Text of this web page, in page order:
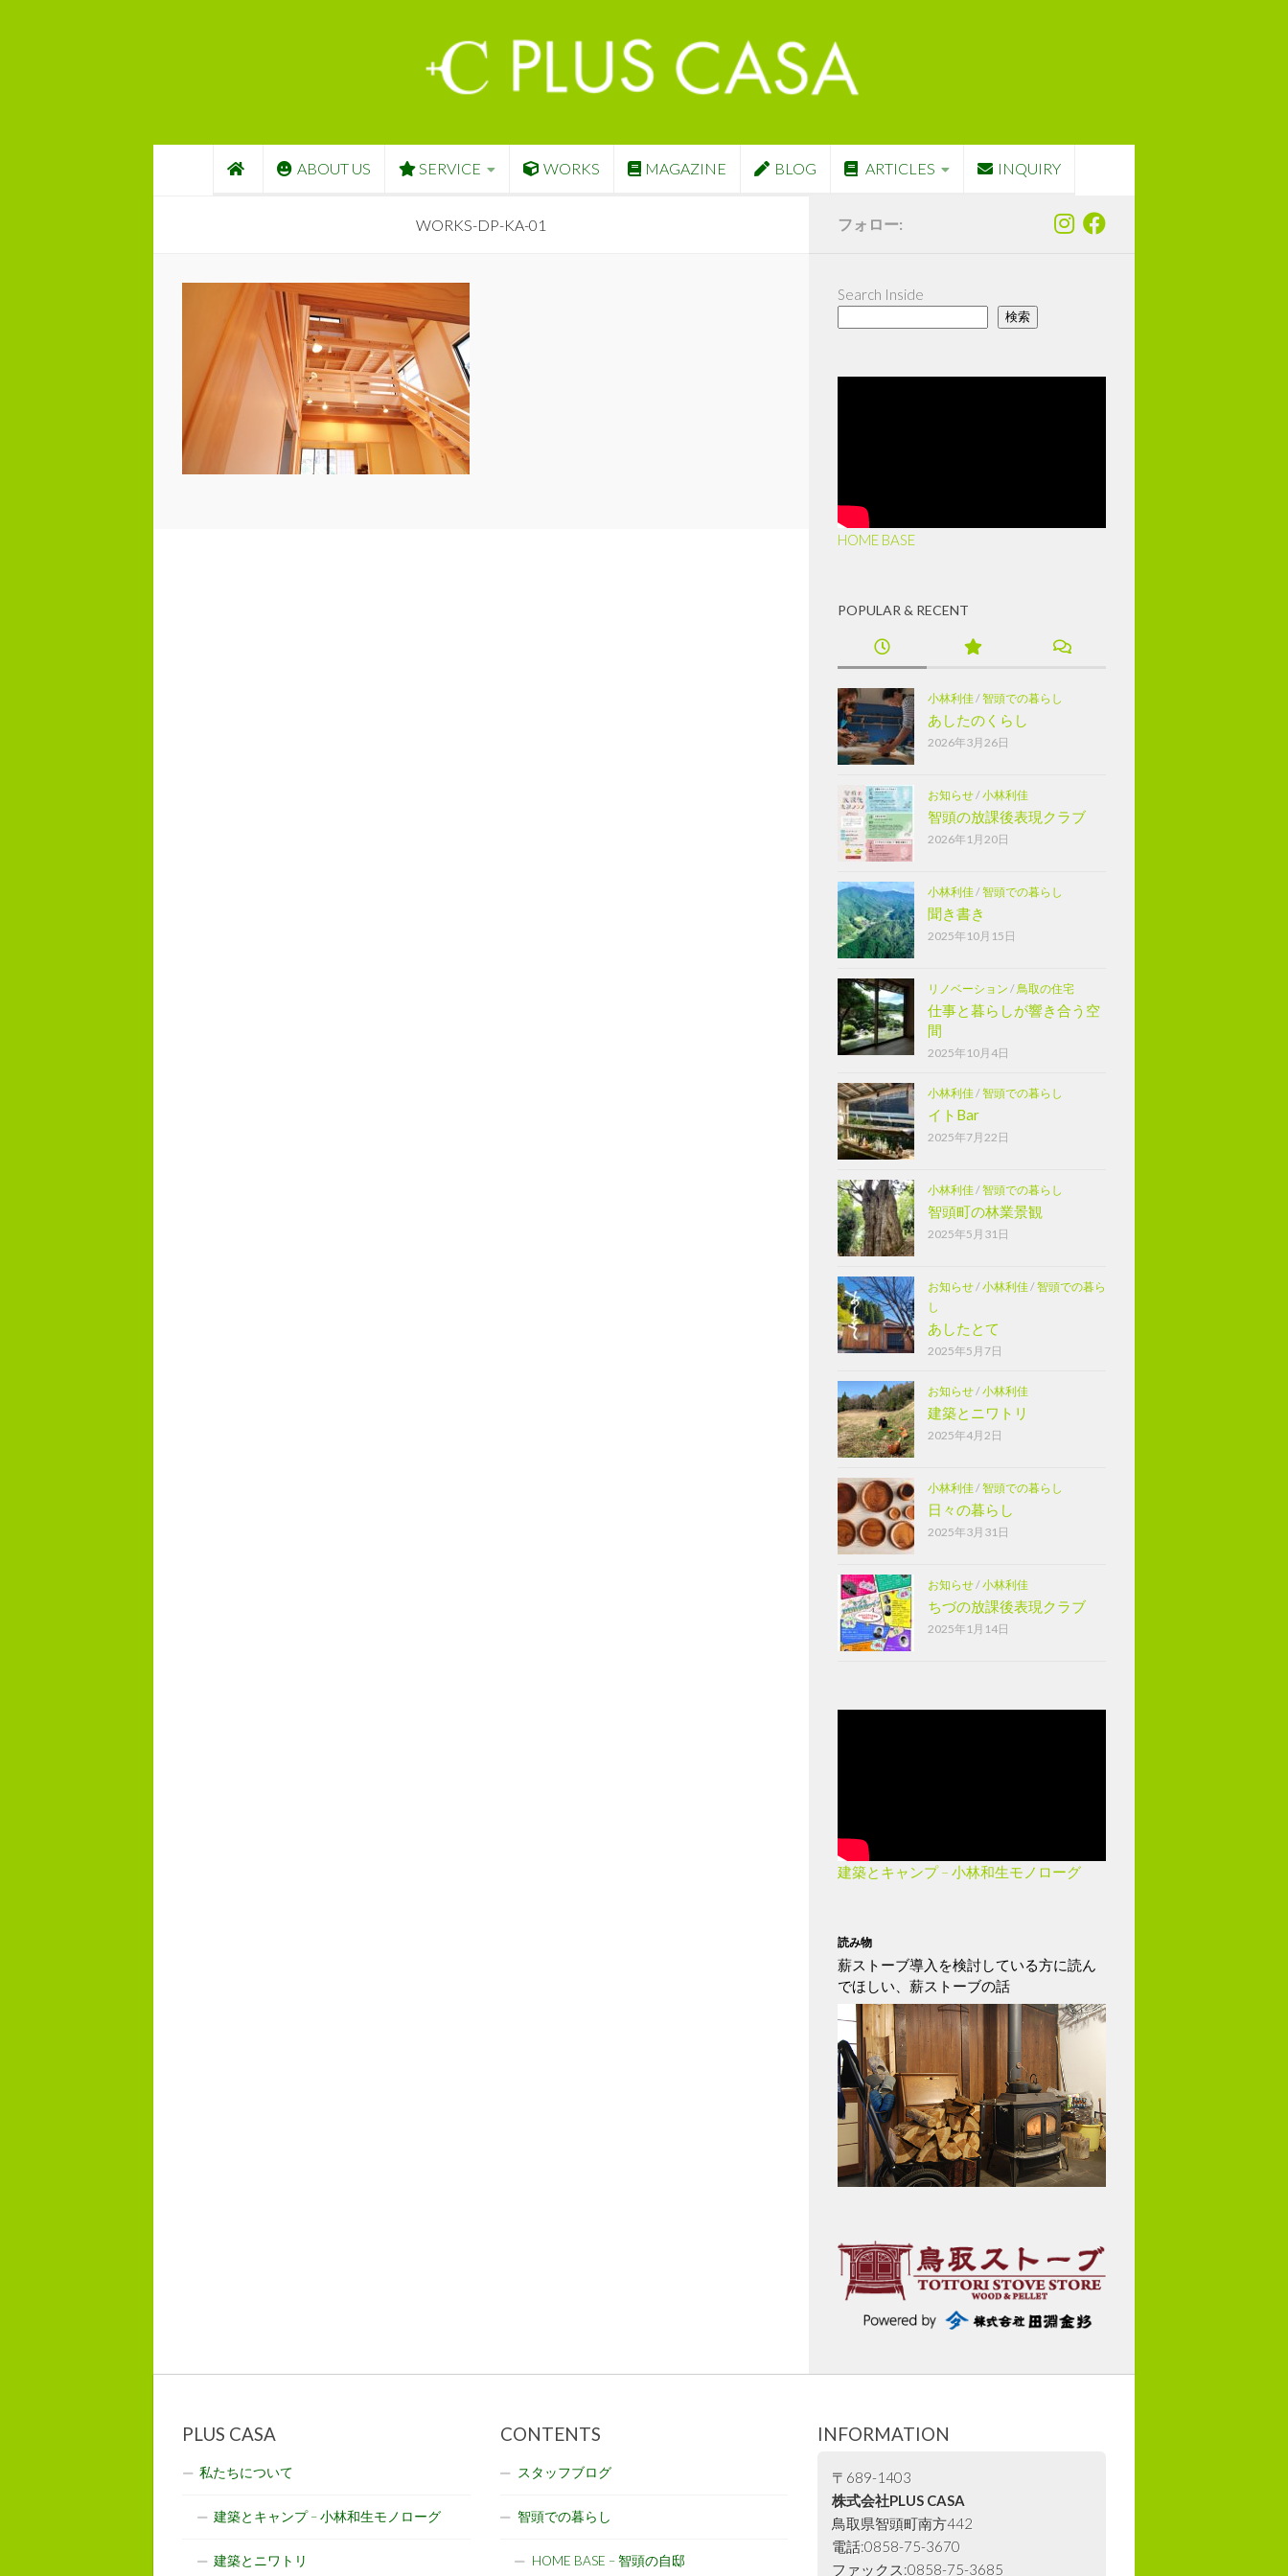
ABOUT US SERVICE WORKS MAGAZINE BLOG ARTICLES INQUIRY
WORKS-DP-KA-01 フォロー:
Search Inside
検索
HOME BASE
POPULAR & RECENT
小林利佳/智頭での暮らし
あしたのくらし
2026年3月26日
お知らせ/小林利佳
智頭の放課後表現クラブ
2026年1月20日
小林利佳/智頭での暮らし
聞き書き
2025年10月15日
リノベーション / 鳥取の住宅
仕事と暮らしが響き合う空
間
2025年10月4日
小林利佳/智頭での暮らし
イトBar
2025年7月22日
小林利佳/智頭での暮らし
智頭町の林業景観
2025年5月31日
お知らせ/小林利佳/智頭での暮ら
し
あしたとて
2025年5月7日
お知らせ/小林利佳
建築とニワトリ
2025年4月2日
小林利佳/智頭での暮らし
日々の暮らし
2025年3月31日
お知らせ/小林利佳
ちづの放課後表現クラブ
2025年1月14日
建築とキャンプ – 小林和生モノローグ
読み物
薪ストーブ導入を検討している方に読ん
でほしい、薪ストーブの話
PLUS CASA
私たちについて
建築とキャンプ – 小林和生モノローグ
建築とニワトリ
CONTENTS
スタッフブログ
智頭での暮らし
HOME BASE – 智頭の自邸
INFORMATION
〒689-1403
株式会社PLUS CASA
鳥取県智頭町南方442
電話:0858-75-3670
ファックス:0858-75-3685